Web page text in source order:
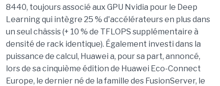
8440, toujours associé aux GPU Nvidia pour le Deep
Learning qui intègre 25 % d'accélérateurs en plus dans
un seul châssis (+ 10 % de TFLOPS supplémentaire à
densité de rack identique). Également investi dans la
puissance de calcul, Huawei a, pour sa part, annoncé,
lors de sa cinquième édition de Huawei Eco-Connect
Europe, le dernier né de la famille des FusionServer, le